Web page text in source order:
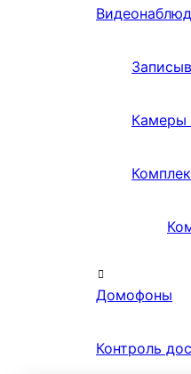
Камеры
Домофоны
Контроль